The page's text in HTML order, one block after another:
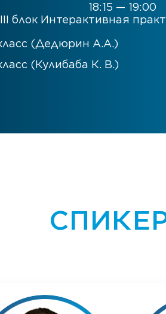
18:15 — 19:00
III блок Интерактивная
(Дедюрин А.А.)
(Кулибаба К. В.)